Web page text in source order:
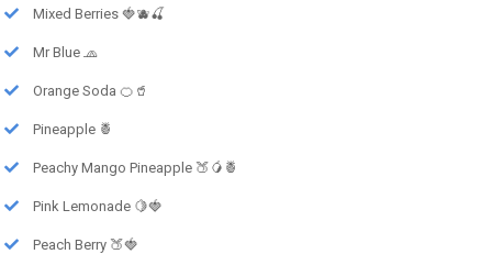
Mixed Berries 🍓🫐🍒
Mr Blue 🧢
Orange Soda 🍊🥤
Pineapple 🍍
Peachy Mango Pineapple 🍑🥭🍍
Pink Lemonade 🍋🍓
Peach Berry 🍑🍓